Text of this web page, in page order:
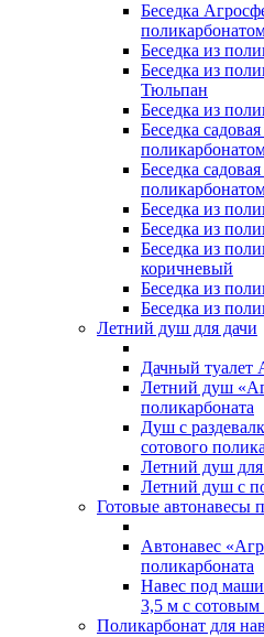
Беседка
Беседка из
Беседка из
Тюльпан
Беседка из
Беседка
Беседка
Беседка из
Беседка из
Беседка из
коричневый
Беседка из
Беседка из
Летний душ для дачи
Дачный туалет
Летний душ
поликарбоната
Душ с
сотового
Летний душ для
Летний душ с
Готовые автонавесы
Автонавес
поликарбоната
Навес под
3,5 м с сотовым
Поликарбонат для